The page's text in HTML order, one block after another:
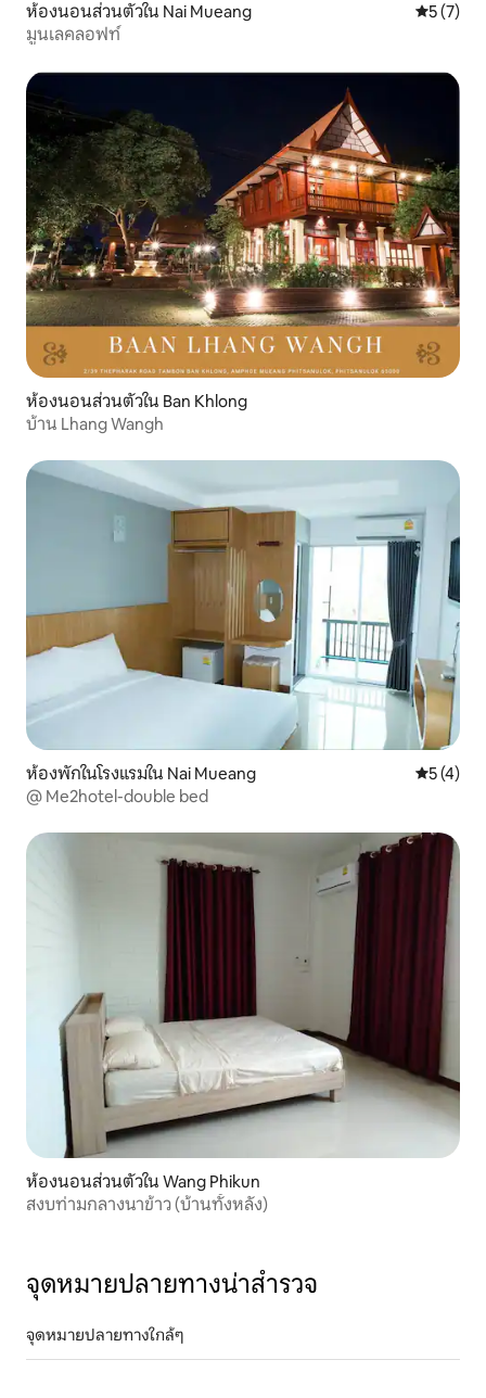
ห้องนอนส่วนตัวใน Nai Mueang คะแนนเฉ
5 (7)
มูนเลคลอฟท์
ห้องนอนส่วนตัวใน Ban Khlong
บ้าน Lhang Wangh
ห้องพักในโรงแรมใน Nai Mueang คะแนนเฉ
5 (4)
@ Me2hotel-double bed
ห้องนอนส่วนตัวใน Wang Phikun
สงบท่ามกลางนาข้าว (บ้านทั้งหลัง)
จุดหมายปลายทางน่าสำรวจ
จุดหมายปลายทางใกล้ๆ